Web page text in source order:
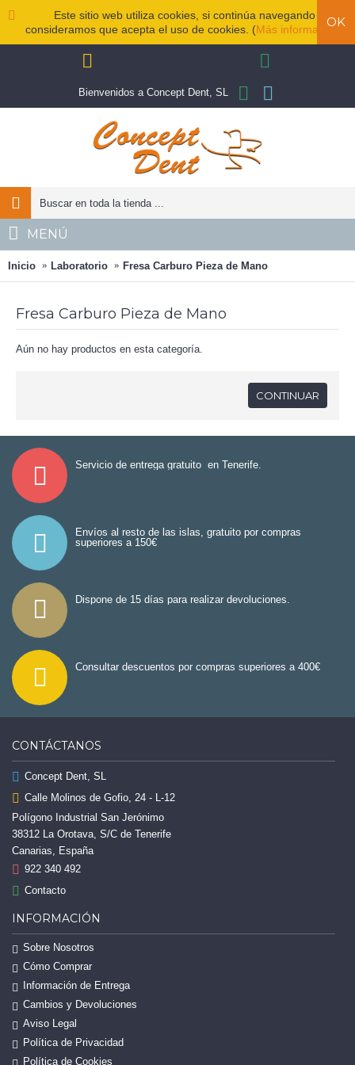
Este sitio web utiliza cookies, si continúa navegando
consideramos que acepta el uso de cookies. (Más información
OK
Bienvenidos a Concept Dent, SL
MENÚ
Inicio Laboratorio Fresa Carburo Pieza de Mano
Fresa Carburo Pieza de Mano
Aún no hay productos en esta categoría.
CONTINUAR
Servicio de entrega gratuito en Tenerife.
Envíos al resto de las islas, gratuito por compras
superiores a 150€
Dispone de 15 días para realizar devoluciones.
Consultar descuentos por compras superiores a 400€
CONTÁCTANOS
Concept Dent, SL
Calle Molinos de Gofio, 24 - L-12
Polígono Industrial San Jerónimo
38312 La Orotava, S/C de Tenerife
Canarias, España
922 340 492
Contacto
INFORMACIÓN
Sobre Nosotros
Cómo Comprar
Información de Entrega
Cambios y Devoluciones
Aviso Legal
Política de Privacidad
Política de Cookies